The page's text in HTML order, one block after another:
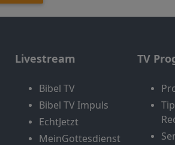
Livestream
Bibel TV
Bibel TV Impuls
EchtJetzt
MeinGottesdienst
TV